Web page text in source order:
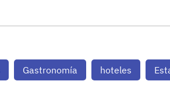
Gastronomía hoteles